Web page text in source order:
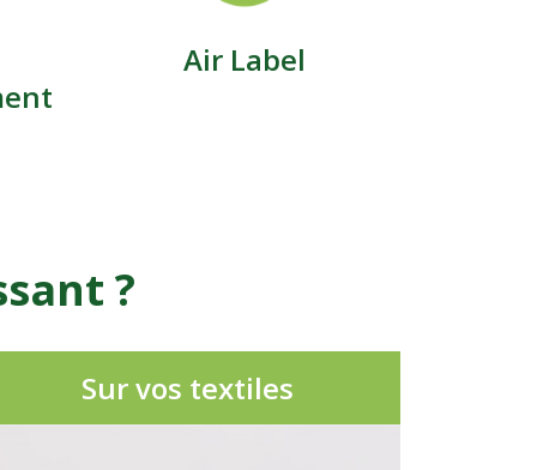
Air Label
?
Sur vos textiles